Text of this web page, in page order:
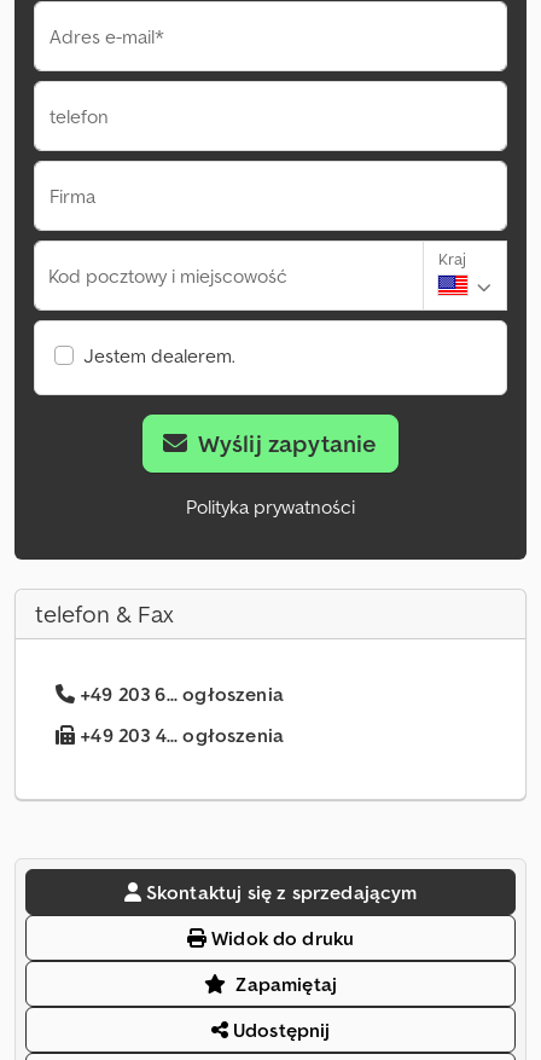
Adres e-mail*
telefon
Firma
Kod pocztowy i miejscowość
Kraj
Jestem dealerem.
Wyślij zapytanie
Polityka prywatności
telefon & Fax
+49 203 6... ogłoszenia
+49 203 4... ogłoszenia
Skontaktuj się z sprzedającym
Widok do druku
Zapamiętaj
Udostępnij